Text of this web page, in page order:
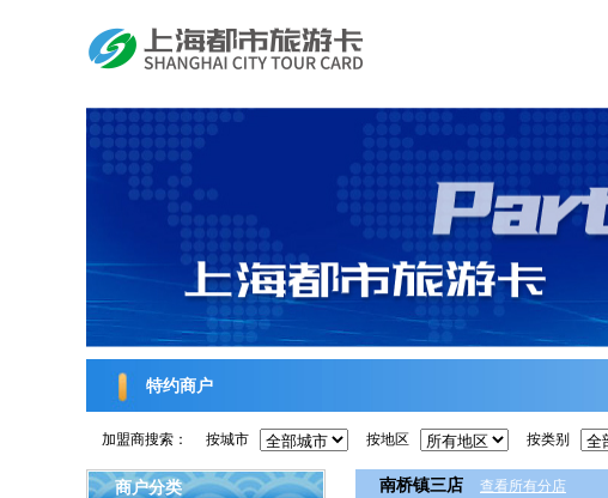
特约商户
加盟商搜索： 按城市 按地区 按类别
商户分类 南桥镇三店 查看所有分店